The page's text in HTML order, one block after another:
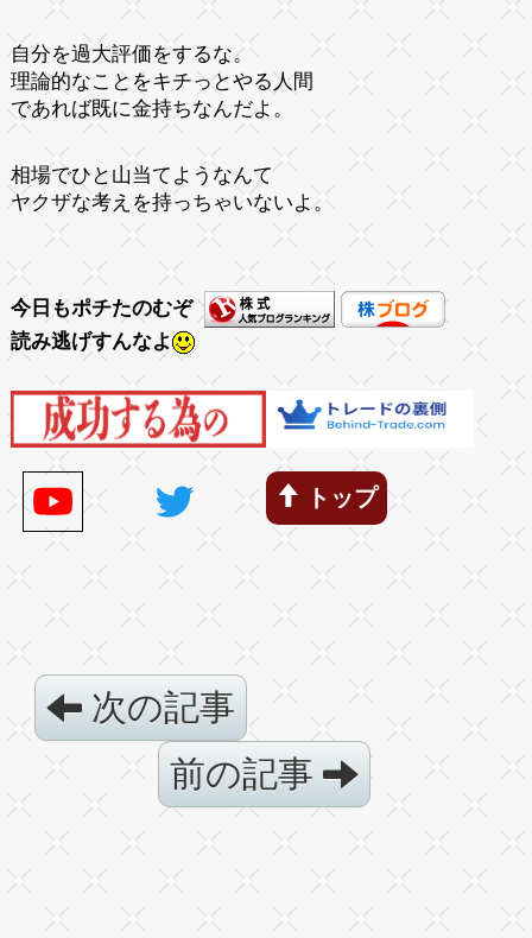
自分を過大評価をするな。
理論的なことをキチっとやる人間
であれば既に金持ちなんだよ。
相場でひと山当てようなんて
ヤクザな考えを持っちゃいないよ。
今日もポチたのむぞ
読み逃げすんなよ
トップ
次の記事
前の記事